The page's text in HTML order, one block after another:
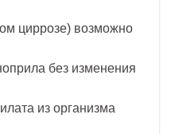
циррозе) возможно
без изменения
из организма